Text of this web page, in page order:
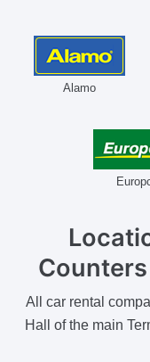
Alamo
Counters
All car rental
Hall of the main